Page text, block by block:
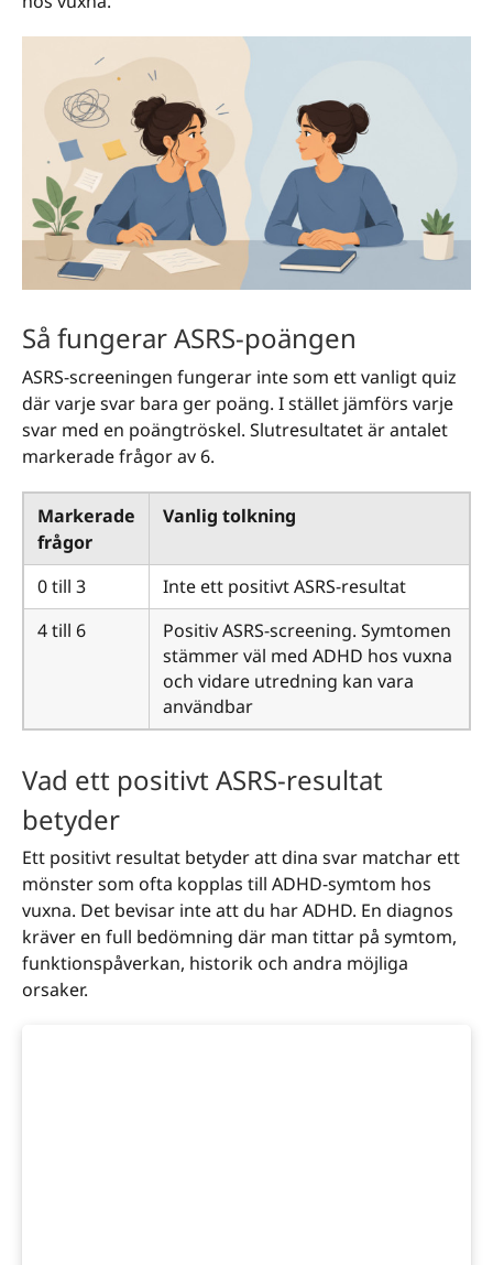
Så fungerar ASRS-poängen
ASRS-screeningen fungerar inte som ett vanligt quiz
där varje svar bara ger poäng. I stället jämförs varje
svar med en poängtröskel. Slutresultatet är antalet
markerade frågor av 6.
Markerade
frågor
Vanlig tolkning
0 till 3
Inte ett positivt ASRS-resultat
4 till 6
Positiv ASRS-screening. Symtomen
stämmer väl med ADHD hos vuxna
och vidare utredning kan vara
användbar
Vad ett positivt ASRS-resultat
betyder
Ett positivt resultat betyder att dina svar matchar ett
mönster som ofta kopplas till ADHD-symtom hos
vuxna. Det bevisar inte att du har ADHD. En diagnos
kräver en full bedömning där man tittar på symtom,
funktionspåverkan, historik och andra möjliga
orsaker.